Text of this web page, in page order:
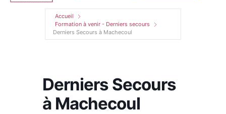
Accueil
Formation à venir - Derniers secours
Derniers Secours à Machecoul
Derniers Secours
à Machecoul